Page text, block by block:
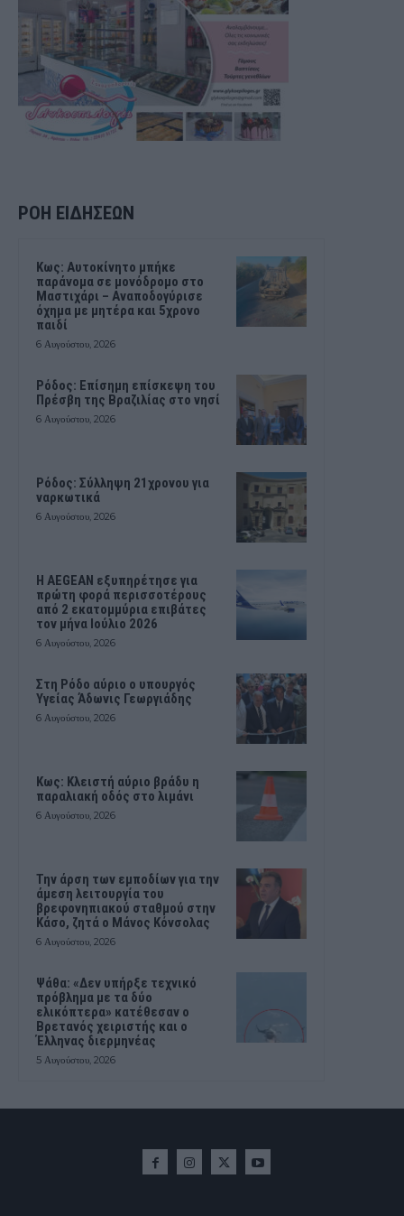
ΡΟΗ ΕΙΔΗΣΕΩΝ
Kως: Αυτοκίνητο μπήκε
παράνομα σε μονόδρομο στο
Μαστιχάρι – Αναποδογύρισε
όχημα με μητέρα και 5χρονο
παιδί
6 Αυγούστου, 2026
Ρόδος: Επίσημη επίσκεψη του
Πρέσβη της Βραζιλίας στο νησί
6 Αυγούστου, 2026
Ρόδος: Σύλληψη 21χρονου για
ναρκωτικά
6 Αυγούστου, 2026
Η AEGEAN εξυπηρέτησε για
πρώτη φορά περισσοτέρους
από 2 εκατομμύρια επιβάτες
τον μήνα Ιούλιο 2026
6 Αυγούστου, 2026
Στη Ρόδο αύριο ο υπουργός
Υγείας Άδωνις Γεωργιάδης
6 Αυγούστου, 2026
Κως: Κλειστή αύριο βράδυ η
παραλιακή οδός στο λιμάνι
6 Αυγούστου, 2026
Την άρση των εμποδίων για την
άμεση λειτουργία του
βρεφονηπιακού σταθμού στην
Κάσο, ζητά ο Μάνος Κόνσολας
6 Αυγούστου, 2026
Ψάθα: «Δεν υπήρξε τεχνικό
πρόβλημα με τα δύο
ελικόπτερα» κατέθεσαν ο
Βρετανός χειριστής και ο
Έλληνας διερμηνέας
5 Αυγούστου, 2026